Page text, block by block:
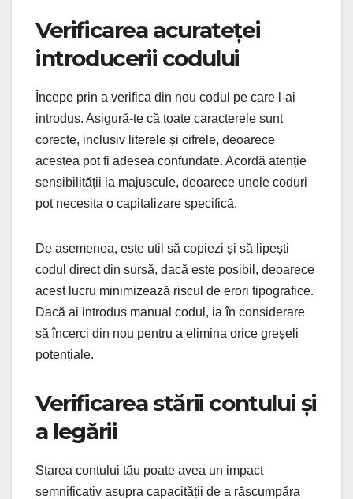
Verificarea acurateței
introducerii codului
Începe prin a verifica din nou codul pe care l-ai
introdus. Asigură-te că toate caracterele sunt
corecte, inclusiv literele și cifrele, deoarece
acestea pot fi adesea confundate. Acordă atenție
sensibilității la majuscule, deoarece unele coduri
pot necesita o capitalizare specifică.
De asemenea, este util să copiezi și să lipești
codul direct din sursă, dacă este posibil, deoarece
acest lucru minimizează riscul de erori tipografice.
Dacă ai introdus manual codul, ia în considerare
să încerci din nou pentru a elimina orice greșeli
potențiale.
Verificarea stării contului și
a legării
Starea contului tău poate avea un impact
semnificativ asupra capacității de a răscumpăra